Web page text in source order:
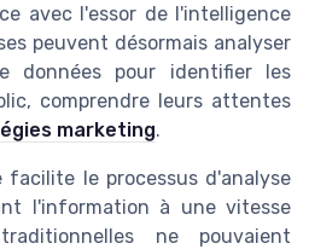
avec l'essor de l'intelligence
peuvent désormais analyser
données pour identifier les
comprendre leurs attentes
marketing.
facilite le processus d'analyse
l'information à une vitesse
ne pouvaient